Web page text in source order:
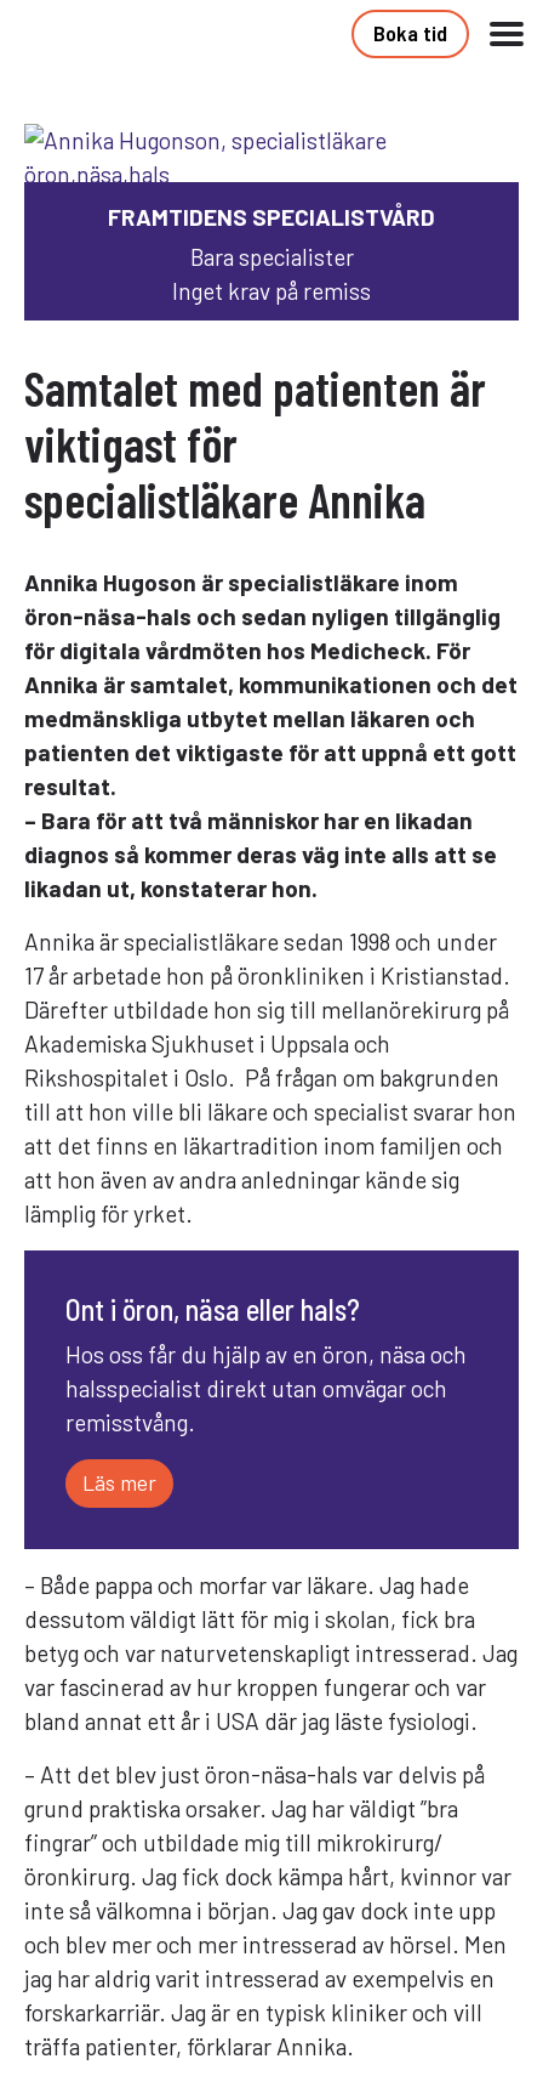
Boka tid
FRAMTIDENS SPECIALISTVÅRD
Bara specialister
Inget krav på remiss
Samtalet med patienten är
viktigast för
specialistläkare Annika
Annika Hugoson är specialistläkare inom
öron-näsa-hals och sedan nyligen tillgänglig
för digitala vårdmöten hos Medicheck. För
Annika är samtalet, kommunikationen och det
medmänskliga utbytet mellan läkaren och
patienten det viktigaste för att uppnå ett gott
resultat.
– Bara för att två människor har en likadan
diagnos så kommer deras väg inte alls att se
likadan ut, konstaterar hon.
Annika är specialistläkare sedan 1998 och under
17 år arbetade hon på öronkliniken i Kristianstad.
Därefter utbildade hon sig till mellanörekirurg på
Akademiska Sjukhuset i Uppsala och
Rikshospitalet i Oslo. På frågan om bakgrunden
till att hon ville bli läkare och specialist svarar hon
att det finns en läkartradition inom familjen och
att hon även av andra anledningar kände sig
lämplig för yrket.
Ont i öron, näsa eller hals?
Hos oss får du hjälp av en öron, näsa och
halsspecialist direkt utan omvägar och
remisstvång.
Läs mer
– Både pappa och morfar var läkare. Jag hade
dessutom väldigt lätt för mig i skolan, fick bra
betyg och var naturvetenskapligt intresserad. Jag
var fascinerad av hur kroppen fungerar och var
bland annat ett år i USA där jag läste fysiologi.
– Att det blev just öron-näsa-hals var delvis på
grund praktiska orsaker. Jag har väldigt ”bra
fingrar” och utbildade mig till mikrokirurg/
öronkirurg. Jag fick dock kämpa hårt, kvinnor var
inte så välkomna i början. Jag gav dock inte upp
och blev mer och mer intresserad av hörsel. Men
jag har aldrig varit intresserad av exempelvis en
forskarkarriär. Jag är en typisk kliniker och vill
träffa patienter, förklarar Annika.